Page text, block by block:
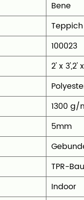
Teppichs aus
und lassen Sie
die
Bene
‎Teppich
100023
‎2' x 3',2'
1300 g/
5mm
TPR-
‎Indoor